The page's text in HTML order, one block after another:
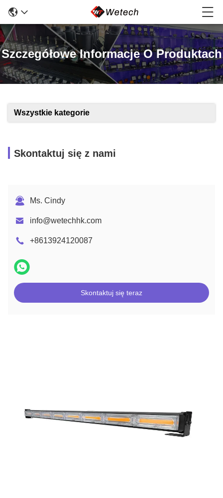
Szczegółowe Informacje O Produktach
Wszystkie kategorie
Skontaktuj się z nami
Ms. Cindy
info@wetechhk.com
+8613924120087
Skontaktuj się teraz